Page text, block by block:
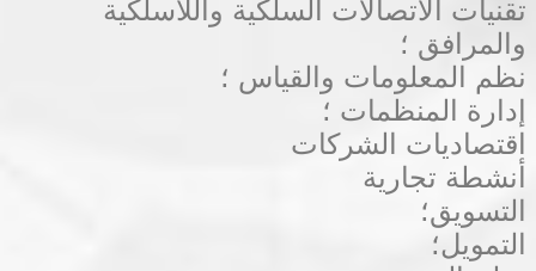
تقنيات الاتصالات السلكية واللاسلكية
والمرافق ؛
نظم المعلومات والقياس ؛
إدارة المنظمات ؛
اقتصاديات الشركات
أنشطة تجارية
التسويق؛
التمويل؛